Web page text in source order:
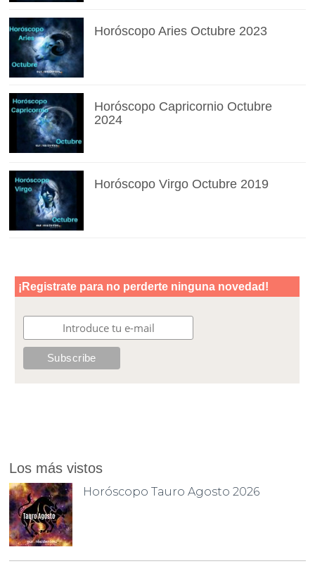
Horóscopo Aries Octubre 2023
Horóscopo Capricornio Octubre
2024
Horóscopo Virgo Octubre 2019
Los más vistos
Horóscopo Tauro Agosto 2026